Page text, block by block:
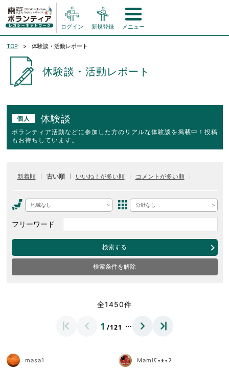
ログイン 新規登録 メニュー
TOP 体験談・活動レポート
体験談・活動レポート
個人 体験談
ボランティア活動などに参加した方のリアルな体験談を掲載中！投稿
もお待ちしています。
新着順 古い順 いいね！が多い順 コメントが多い順
地域なし 分野なし
フリーワード
検索する
検索条件を解除
全1450件
1 /121 …
masa1 Mamiʕ•ᴥ•ʔ